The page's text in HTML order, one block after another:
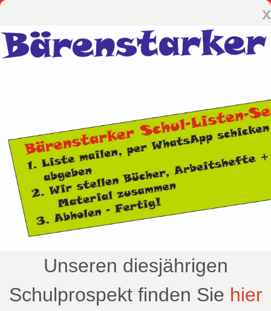
x
Unseren diesjährigen
Schulprospekt finden Sie hier